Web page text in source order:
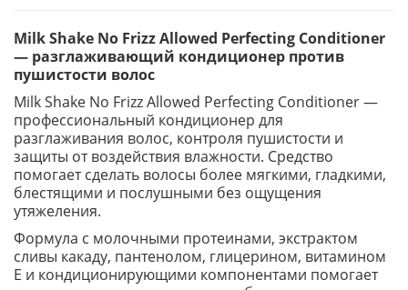
Milk Shake No Frizz Allowed Perfecting Conditioner
— разглаживающий кондиционер против
пушистости волос
Milk Shake No Frizz Allowed Perfecting Conditioner —
профессиональный кондиционер для
разглаживания волос, контроля пушистости и
защиты от воздействия влажности. Средство
помогает сделать волосы более мягкими, гладкими,
блестящими и послушными без ощущения
утяжеления.
Формула с молочными протеинами, экстрактом
сливы какаду, пантенолом, глицерином, витамином
E и кондиционирующими компонентами помогает